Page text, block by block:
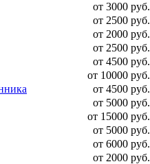
от 3000 руб.
от 2500 руб.
от 2000 руб.
от 2500 руб.
от 4500 руб.
от 10000 руб.
от 4500 руб.
от 5000 руб.
от 15000 руб.
от 5000 руб.
от 6000 руб.
от 2000 руб.